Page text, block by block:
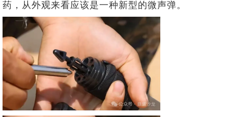
药，从外观来看应该是一种新型的微声弹。